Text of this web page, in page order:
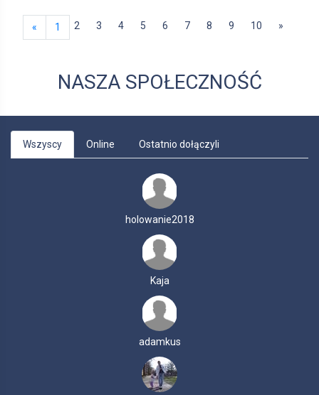
« 1 2 3 4 5 6 7 8 9 10 »
NASZA SPOŁECZNOŚĆ
Wszyscy Online Ostatnio dołączyli
holowanie2018
Kaja
adamkus